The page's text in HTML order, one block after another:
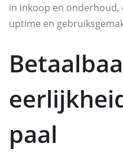
in inkoop en onderhoud,
uptime en
paal